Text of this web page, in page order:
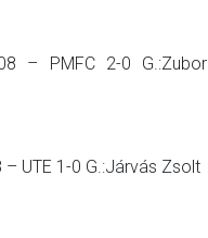
– PMFC 2-0
UTE 1-0 G.:Járvás Zsolt